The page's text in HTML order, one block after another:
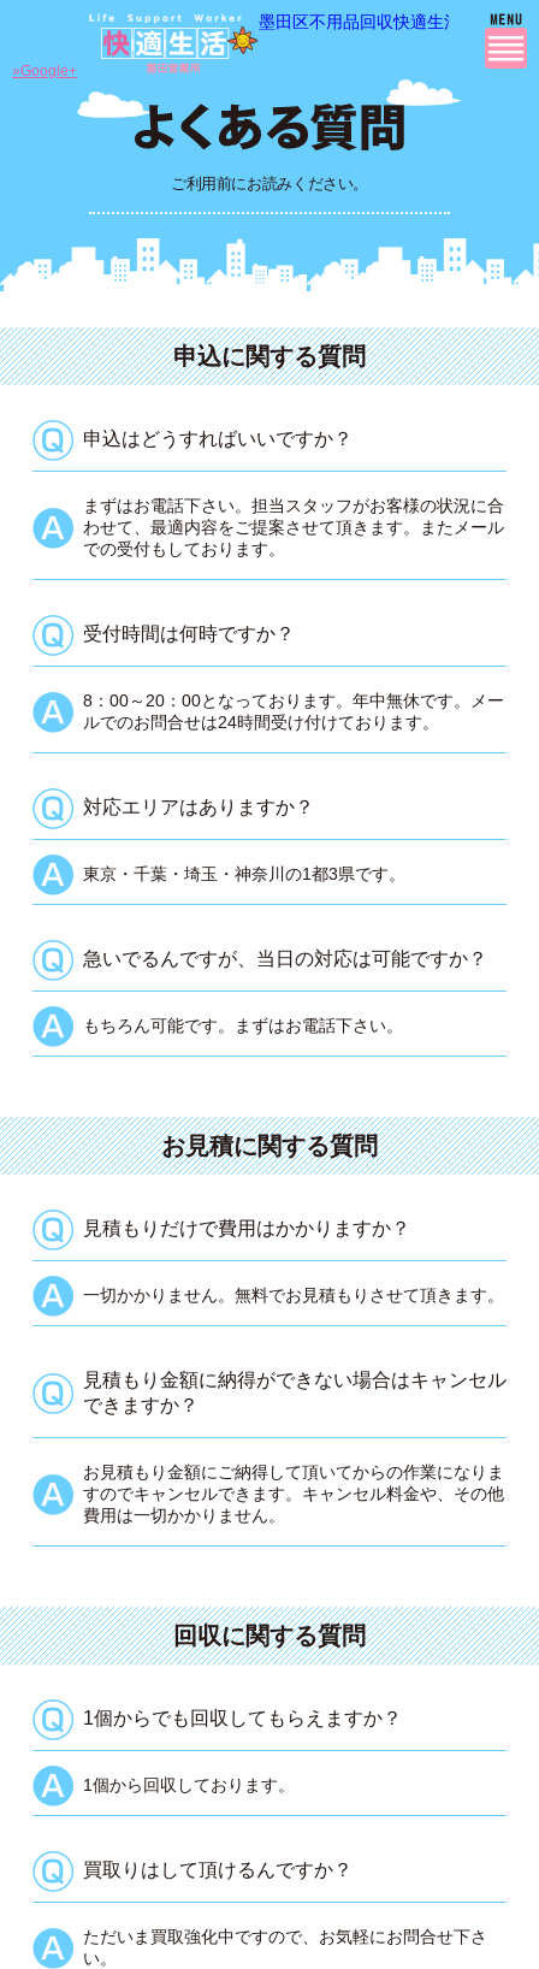
墨田区不用品回収快適生活の 不用
ご利用前にお読みください。
»Google+
申込に関する質問
申込はどうすればいいですか？
まずはお電話下さい。担当スタッフがお客様の状況に合
わせて、最適内容をご提案させて頂きます。またメール
での受付もしております。
受付時間は何時ですか？
8：00～20：00となっております。年中無休です。メー
ルでのお問合せは24時間受け付けております。
対応エリアはありますか？
東京・千葉・埼玉・神奈川の1都3県です。
急いでるんですが、当日の対応は可能ですか？
もちろん可能です。まずはお電話下さい。
お見積に関する質問
見積もりだけで費用はかかりますか？
一切かかりません。無料でお見積もりさせて頂きます。
見積もり金額に納得ができない場合はキャンセル
できますか？
お見積もり金額にご納得して頂いてからの作業になりま
すのでキャンセルできます。キャンセル料金や、その他
費用は一切かかりません。
回収に関する質問
1個からでも回収してもらえますか？
1個から回収しております。
買取りはして頂けるんですか？
ただいま買取強化中ですので、お気軽にお問合せ下さ
い。